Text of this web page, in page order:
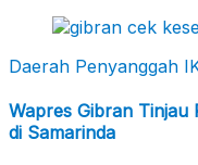
Daerah Penyanggah
Wapres Gibran Tinjau
di Samarinda